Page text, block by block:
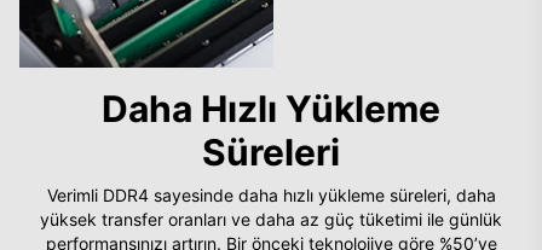
Daha Hızlı Yükleme
Süreleri
Verimli DDR4 sayesinde daha hızlı yükleme süreleri, daha
yüksek transfer oranları ve daha az güç tüketimi ile günlük
performansınızı artırın. Bir önceki teknolojiye göre %50’ye